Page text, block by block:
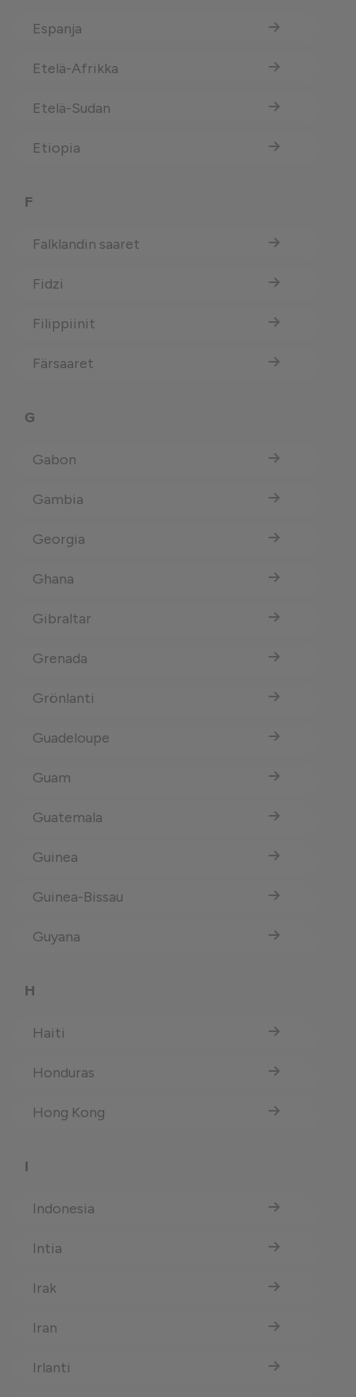
Espanja
Etelä-Afrikka
Etelä-Sudan
Etiopia
F
Falklandin saaret
Fidzi
Filippiinit
Färsaaret
G
Gabon
Gambia
Georgia
Ghana
Gibraltar
Grenada
Grönlanti
Guadeloupe
Guam
Guatemala
Guinea
Guinea-Bissau
Guyana
H
Haiti
Honduras
Hong Kong
I
Indonesia
Intia
Irak
Iran
Irlanti